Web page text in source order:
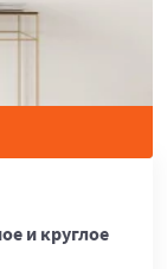
и круглое